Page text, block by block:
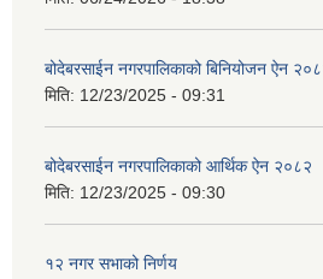
बोदेबरसाईन नगरपालिकाको बिनियोजन ऐन
मिति: 12/23/2025 - 09:31
बोदेबरसाईन नगरपालिकाको आर्थिक ऐन २०८२
मिति: 12/23/2025 - 09:30
१२ नगर सभाको निर्णय